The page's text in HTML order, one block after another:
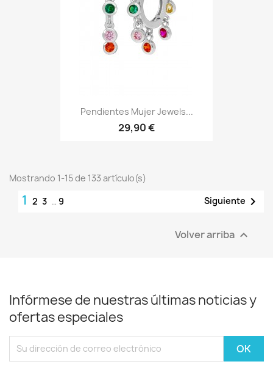
Pendientes Mujer Jewels...
29,90 €
Mostrando 1-15 de 133 artículo(s)
1 2 3 … 9 Siguiente 
Volver arriba 
Infórmese de nuestras últimas noticias y
ofertas especiales